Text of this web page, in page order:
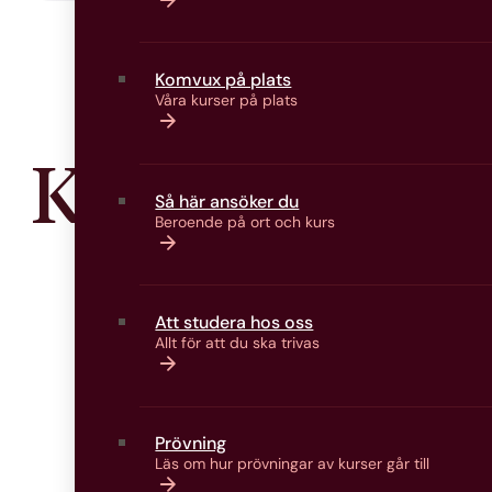
Komvux på plats
Våra kurser på plats
Så här ansöker du
Beroende på ort och kurs
Att studera hos oss
Allt för att du ska trivas
Prövning
Läs om hur prövningar av kurser går till
Kontakta oss